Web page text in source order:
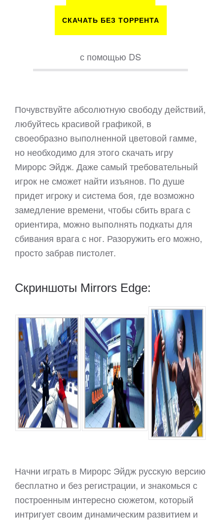
СКАЧАТЬ БЕЗ ТОРРЕНТА
с помощью DS
Почувствуйте абсолютную свободу действий,
любуйтесь красивой графикой, в
своеобразно выполненной цветовой гамме,
но необходимо для этого скачать игру
Мирорс Эйдж. Даже самый требовательный
игрок не сможет найти изъянов. По душе
придет игроку и система боя, где возможно
замедление времени, чтобы сбить врага с
ориентира, можно выполнять подкаты для
сбивания врага с ног. Разоружить его можно,
просто забрав пистолет.
Скриншоты Mirrors Edge:
Начни играть в Мирорс Эйдж русскую версию
бесплатно и без регистрации, и знакомься с
построенным интересно сюжетом, который
интригует своим динамическим развитием и